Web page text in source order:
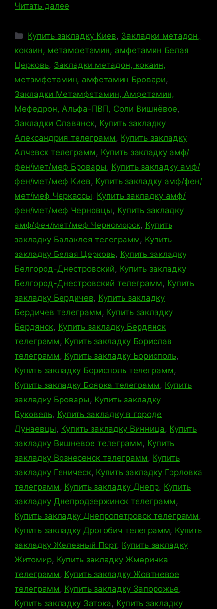
Читать далее
Рубрики
Купить закладку Киев, Закладки метадон,
кокаин, метамфетамин, амфетамин Белая
Церковь, Закладки метадон, кокаин,
метамфетамин, амфетамин Бровари,
Закладки Метамфетамин, Амфетамин,
Мефедрон, Альфа-ПВП, Соли Вишнёвое,
Закладки Славянск, Купить закладку
Александрия телеграмм, Купить закладку
Алчевск телеграмм, Купить закладку амф/
фен/мет/меф Бровары, Купить закладку амф/
фен/мет/меф Киев, Купить закладку амф/фен/
мет/меф Черкассы, Купить закладку амф/
фен/мет/меф Черновцы, Купить закладку
амф/фен/мет/меф Черноморск, Купить
закладку Балаклея телеграмм, Купить
закладку Белая Церковь, Купить закладку
Белгород-Днестровский, Купить закладку
Белгород-Днестровский телеграмм, Купить
закладку Бердичев, Купить закладку
Бердичев телеграмм, Купить закладку
Бердянск, Купить закладку Бердянск
телеграмм, Купить закладку Борислав
телеграмм, Купить закладку Борисполь,
Купить закладку Борисполь телеграмм,
Купить закладку Боярка телеграмм, Купить
закладку Бровары, Купить закладку
Буковель, Купить закладку в городе
Дунаевцы, Купить закладку Винница, Купить
закладку Вишневое телеграмм, Купить
закладку Вознесенск телеграмм, Купить
закладку Геническ, Купить закладку Горловка
телеграмм, Купить закладку Днепр, Купить
закладку Днепродзержинск телеграмм,
Купить закладку Днепропетровск телеграмм,
Купить закладку Дрогобич телеграмм, Купить
закладку Железный Порт, Купить закладку
Житомир, Купить закладку Жмеринка
телеграмм, Купить закладку Жовтневое
телеграмм, Купить закладку Запорожье,
Купить закладку Затока, Купить закладку